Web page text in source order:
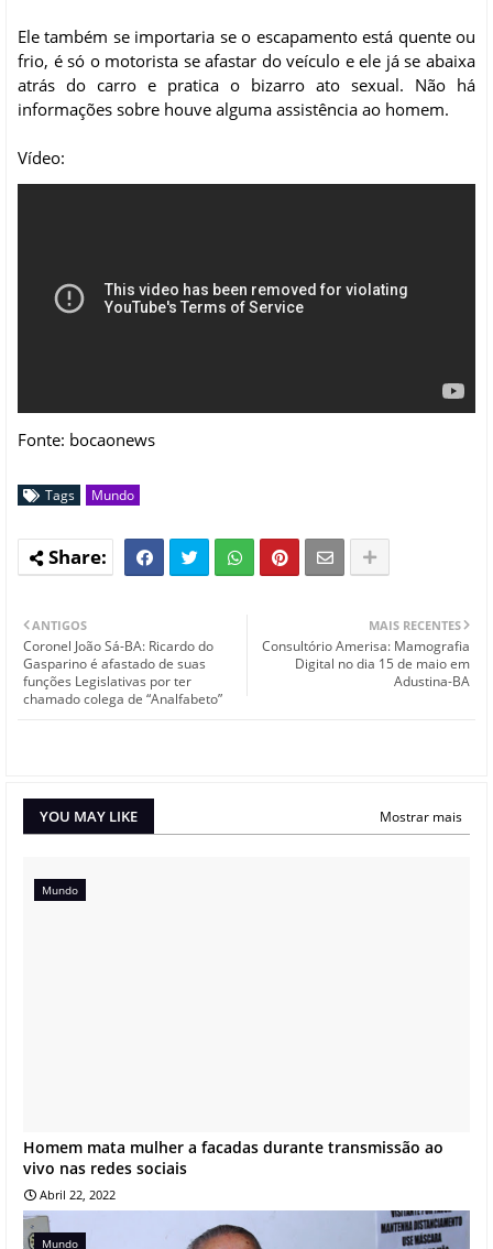
Ele também se importaria se o escapamento está quente ou
frio, é só o motorista se afastar do veículo e ele já se abaixa
atrás do carro e pratica o bizarro ato sexual. Não há
informações sobre houve alguma assistência ao homem.
Vídeo:
Fonte: bocaonews
Tags Mundo
MAIS RECENTES
Consultório Amerisa: Mamografia
Digital no dia 15 de maio em
Adustina-BA
ANTIGOS
Coronel João Sá-BA: Ricardo do
Gasparino é afastado de suas
funções Legislativas por ter
chamado colega de “Analfabeto”
YOU MAY LIKE Mostrar mais
Mundo
Homem mata mulher a facadas durante transmissão ao
vivo nas redes sociais
Abril 22, 2022
Mundo